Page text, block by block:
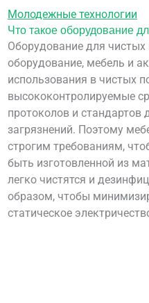
Молодежные технологии
Что такое оборудование
Оборудование для
оборудование, мебель и
использования в чистых
высококонтролируемые
протоколов и
загрязнений. Поэтому
строгим требованиям,
быть изготовленной из
легко чистятся и
образом, чтобы
статическое